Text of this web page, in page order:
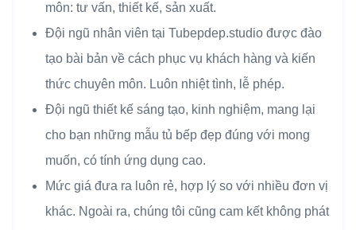
môn: tư vấn, thiết kế, sản xuất.
Đội ngũ nhân viên tại Tubepdep.studio được đào
tạo bài bản về cách phục vụ khách hàng và kiến
thức chuyên môn. Luôn nhiệt tình, lễ phép.
Đội ngũ thiết kế sáng tạo, kinh nghiệm, mang lại
cho bạn những mẫu tủ bếp đẹp đúng với mong
muốn, có tính ứng dụng cao.
Mức giá đưa ra luôn rẻ, hợp lý so với nhiều đơn vị
khác. Ngoài ra, chúng tôi cũng cam kết không phát